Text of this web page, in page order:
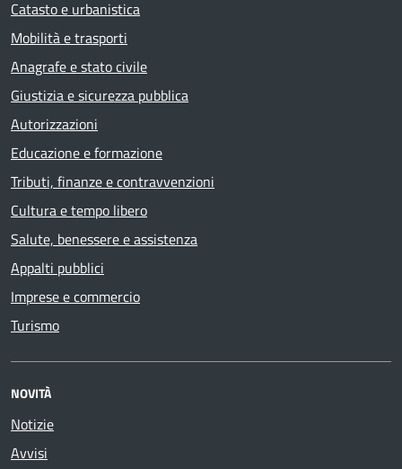
Catasto e urbanistica
Mobilità e trasporti
Anagrafe e stato civile
Giustizia e sicurezza pubblica
Autorizzazioni
Educazione e formazione
Tributi, finanze e contravvenzioni
Cultura e tempo libero
Salute, benessere e assistenza
Appalti pubblici
Imprese e commercio
Turismo
NOVITÀ
Notizie
Avvisi